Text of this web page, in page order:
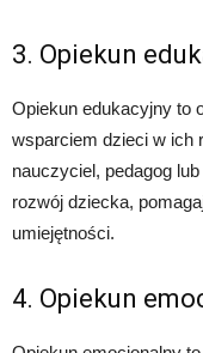
3. Opiekun
Opiekun edukacyjny to
wsparciem dzieci w ich
nauczyciel, pedagog
rozwój dziecka,
umiejętności.
4. Opiekun